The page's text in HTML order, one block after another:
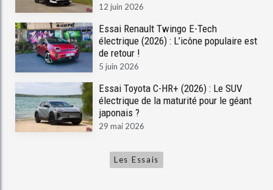
12 juin 2026
Essai Renault Twingo E-Tech
électrique (2026) : L’icône populaire est
de retour !
5 juin 2026
Essai Toyota C-HR+ (2026) : Le SUV
électrique de la maturité pour le géant
japonais ?
29 mai 2026
Les Essais